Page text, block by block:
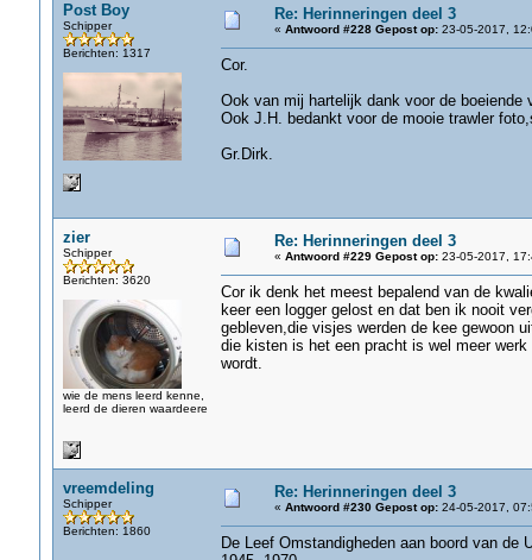
Post Boy
Schipper
Berichten: 1317
Re: Herinneringen deel 3
« Antwoord #228 Gepost op:23-05-2017,
Cor.
Ook van mij hartelijk dank voor de boeiende
Ook J.H. bedankt voor de mooie trawler
Gr.Dirk.
zier
Schipper
Berichten: 3620
wie de mens leerd kenne,
leerd de dieren waardeere
Re: Herinneringen deel 3
« Antwoord #229 Gepost op:23-05-2017,
Cor ik denk het meest bepalend van de
keer een logger gelost en dat ben ik nooit
gebleven,die visjes werden de kee gewoon
die kisten is het een pracht is wel meer
wordt.
vreemdeling
Schipper
Berichten: 1860
Re: Herinneringen deel 3
« Antwoord #230 Gepost op:24-05-2017,
De Leef Omstandigheden aan boord van de